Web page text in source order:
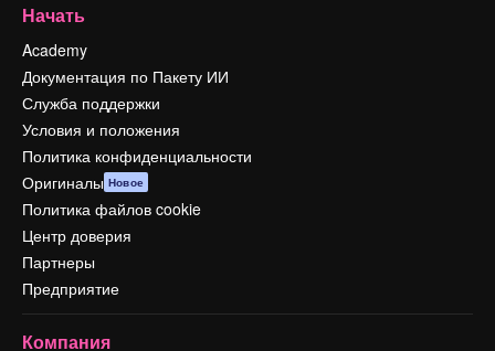
Начать
Academy
Документация по Пакету ИИ
Служба поддержки
Условия и положения
Политика конфиденциальности
Оригиналы Новое
Политика файлов cookie
Центр доверия
Партнеры
Предприятие
Компания